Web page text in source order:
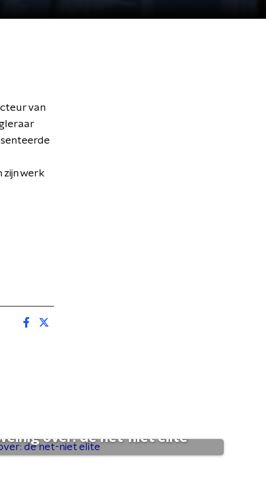
van
zijn werk
over: de net-niet elite